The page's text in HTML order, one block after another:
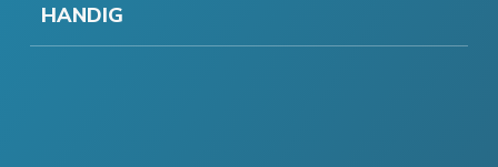
HANDIG